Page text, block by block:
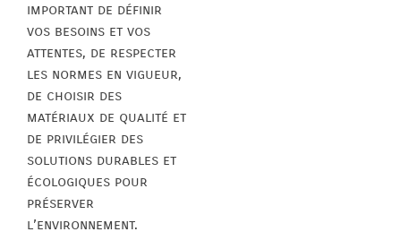
important de définir
vos besoins et vos
attentes, de respecter
les normes en vigueur,
de choisir des
matériaux de qualité et
de privilégier des
solutions durables et
écologiques pour
préserver
l’environnement.